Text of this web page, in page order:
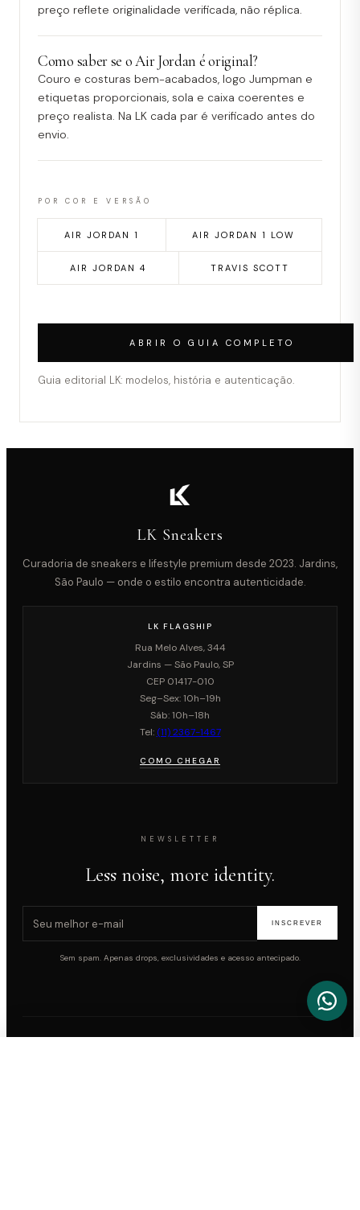
preço reflete originalidade verificada, não réplica.
Como saber se o Air Jordan é original?
Couro e costuras bem-acabados, logo Jumpman e
etiquetas proporcionais, sola e caixa coerentes e
preço realista. Na LK cada par é verificado antes do
envio.
POR COR E VERSÃO
AIR JORDAN 1 AIR JORDAN 1 LOW
AIR JORDAN 4 TRAVIS SCOTT
ABRIR O GUIA COMPLETO
Guia editorial LK: modelos, história e autenticação.
LK Sneakers
Curadoria de sneakers e lifestyle premium desde 2023. Jardins,
São Paulo — onde o estilo encontra autenticidade.
LK FLAGSHIP
Rua Melo Alves, 344
Jardins — São Paulo, SP
CEP 01417-010
Seg–Sex: 10h–19h
Sáb: 10h–18h
Tel: (11) 2367-1467
COMO CHEGAR
NEWSLETTER
Less noise, more identity.
INSCREVER
Sem spam. Apenas drops, exclusividades e acesso antecipado.